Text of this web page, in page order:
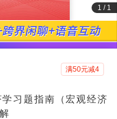
1 / 1
满50元减4
习题指南（宏观经济